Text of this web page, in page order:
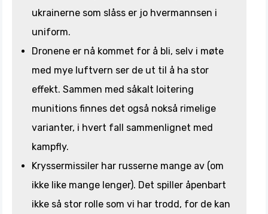
ukrainerne som slåss er jo hvermannsen i
uniform.
Dronene er nå kommet for å bli, selv i møte
med mye luftvern ser de ut til å ha stor
effekt. Sammen med såkalt loitering
munitions finnes det også nokså rimelige
varianter, i hvert fall sammenlignet med
kampfly.
Kryssermissiler har russerne mange av (om
ikke like mange lenger). Det spiller åpenbart
ikke så stor rolle som vi har trodd, for de kan